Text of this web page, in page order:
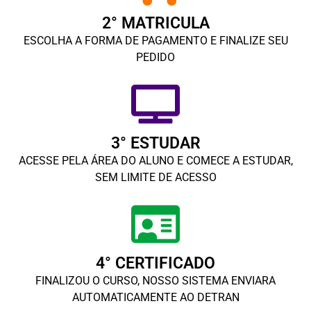
2° MATRICULA
ESCOLHA A FORMA DE PAGAMENTO E FINALIZE SEU
PEDIDO
3° ESTUDAR
ACESSE PELA ÁREA DO ALUNO E COMECE A ESTUDAR,
SEM LIMITE DE ACESSO
4° CERTIFICADO
FINALIZOU O CURSO, NOSSO SISTEMA ENVIARA
AUTOMATICAMENTE AO DETRAN